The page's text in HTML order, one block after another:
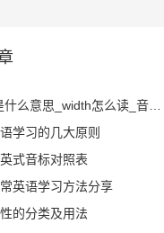
width是什么意思_width怎么读_音标wɪdθ
学习的几大原则
式音标对照表
英语学习方法分享
的分类及用法